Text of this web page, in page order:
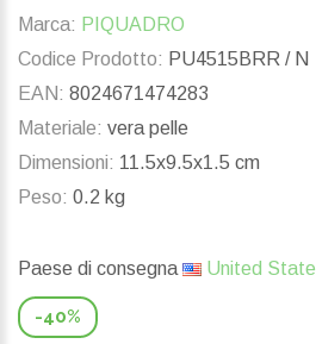
Marca: PIQUADRO
Codice Prodotto: PU4515BRR / N
EAN: 8024671474283
Materiale: vera pelle
Dimensioni: 11.5x9.5x1.5 cm
Peso: 0.2 kg
Paese di consegna United
-40%